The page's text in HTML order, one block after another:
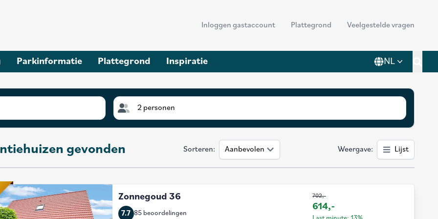
Header
Inloggen gastaccount Plattegrond Veelgestelde vragen
Parkinformatie Plattegrond Inspiratie NL
2 personen
gevonden Sorteren: Aanbevolen Weergave: Lijst
Zonnegoud 36
7.7 85 beoordelingen
702,-
614,-